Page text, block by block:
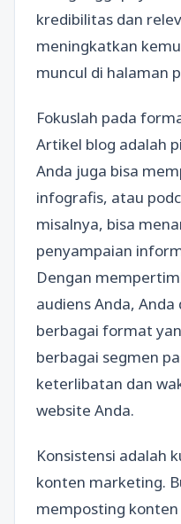
kredibilitas dan
meningkatkan
muncul di halaman
Fokuslah pada
Artikel blog adalah
Anda juga bisa
infografis, atau
misalnya, bisa
penyampaian
Dengan
audiens Anda,
berbagai format
berbagai segmen
keterlibatan dan
website Anda.
Konsistensi adalah
konten marketing.
memposting